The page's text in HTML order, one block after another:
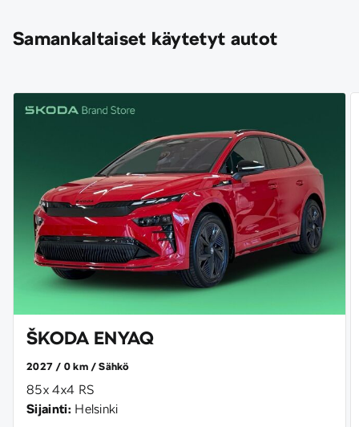
Samankaltaiset käytetyt autot
ŠKODA ENYAQ
2027 0 km Sähkö
85x 4x4 RS
Sijainti: Helsinki